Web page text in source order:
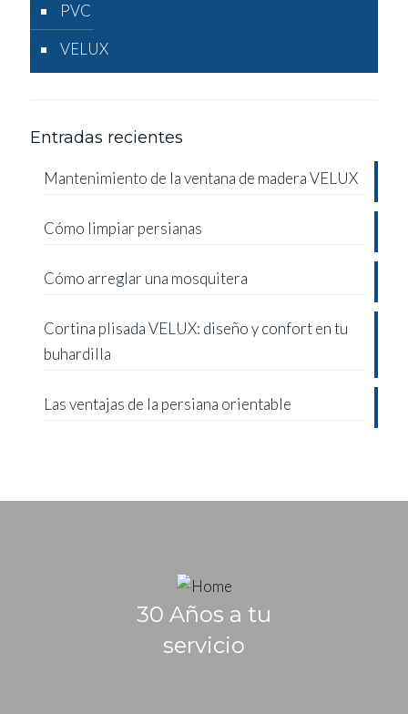
PVC
VELUX
Entradas recientes
Mantenimiento de la ventana de madera VELUX
Cómo limpiar persianas
Cómo arreglar una mosquitera
Cortina plisada VELUX: diseño y confort en tu
buhardilla
Las ventajas de la persiana orientable
30 Años a tu
servicio